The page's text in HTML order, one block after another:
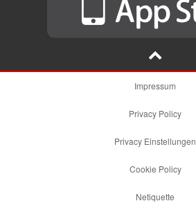
Impressum
Privacy Policy
Privacy Einstellungen
Cookie Policy
Netiquette